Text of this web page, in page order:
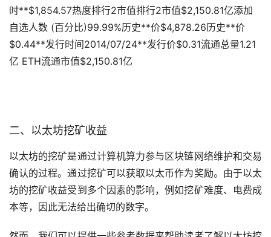
时**$1,854.57热度排行2市值排行2市值$2,150.81亿添加
自选人数 (百分比)99.99%历史**价$4,878.26历史**价
$0.44**发行时间2014/07/24**发行价$0.31流通总量1.21
亿 ETH流通市值$2,150.81亿
二、以太坊挖矿收益
以太坊的挖矿是通过计算机算力参与区块链网络维护和交易
确认的过程。通过挖矿可以获取以太币作为奖励。由于以太
坊的挖矿收益受到多个因素的影响，例如挖矿难度、电费成
本等，因此无法给出确切的数字。